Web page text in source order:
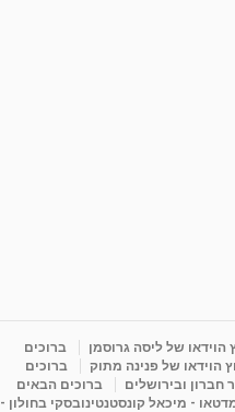
הוידאו של ליסה גרוסמן
ברוכים
הוידאו של פנינה מתוק
ברוכים
חברון ובירושלים
ברוכים הבאים
- מיכאל קונסטנטינובסקי בחולון -